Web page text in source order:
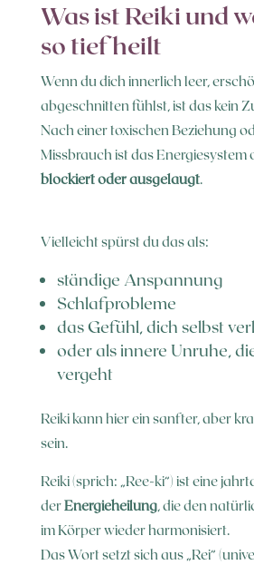
Was ist Reiki und
so tief heilt
Wenn du dich innerlich leer,
abgeschnitten fühlst, ist das kein
Nach einer toxischen Beziehung
Missbrauch ist das Energiesystem
blockiert oder ausgelaugt.
Vielleicht spürst du das als:
ständige Anspannung
Schlafprobleme
das Gefühl, dich selbst
oder als innere Unruhe,
vergeht
Reiki kann hier ein sanfter, aber
sein.
Reiki (sprich: „Ree-ki“) ist eine
derEnergieheilung, die den
im Körper wieder harmonisiert.
Das Wort setzt sich aus „Rei“